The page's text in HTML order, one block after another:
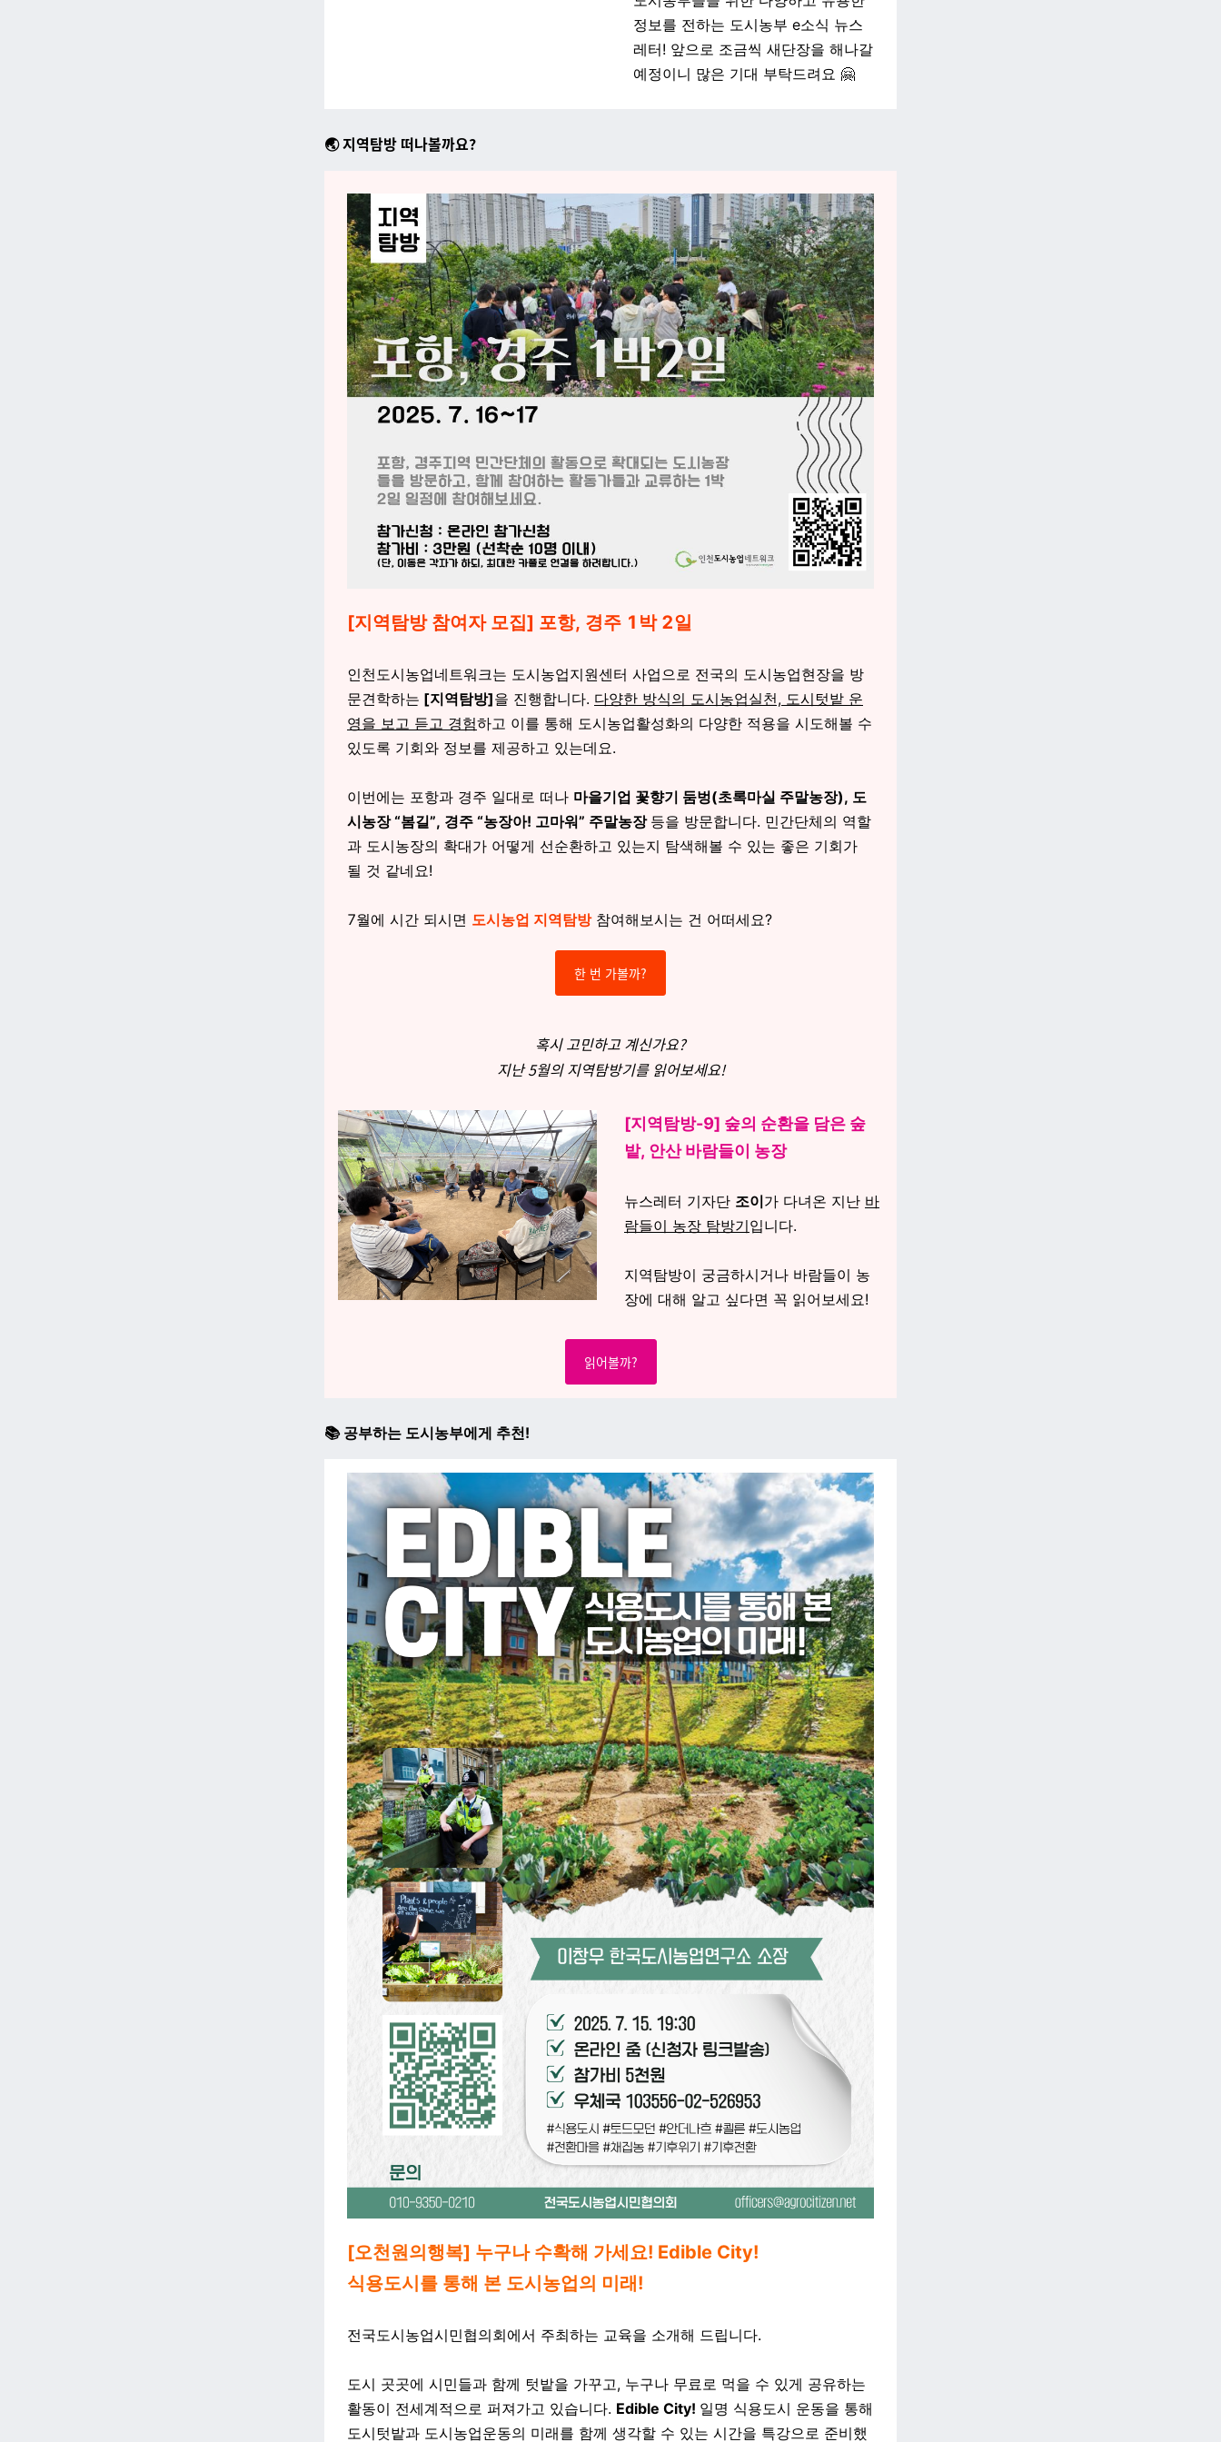
정보를 전하는 도시농부 e소식 뉴스
레터! 앞으로 조금씩 새단장을 해나갈
예정이니 많은 기대 부탁드려요 🤗
🌏 지역탐방 떠나볼까요?
[지역탐방 참여자 모집] 포항, 경주 1박 2일
인천도시농업네트워크는 도시농업지원센터 사업으로 전국의 도시농업현장을 방
문견학하는 [지역탐방]을 진행합니다. 다양한 방식의 도시농업실천, 도시텃밭 운
영을 보고 듣고 경험하고 이를 통해 도시농업활성화의 다양한 적용을 시도해볼 수
있도록 기회와 정보를 제공하고 있는데요.
이번에는 포항과 경주 일대로 떠나 마을기업 꽃향기 둠벙(초록마실 주말농장), 도
시농장 “봄길”, 경주 “농장아! 고마워” 주말농장 등을 방문합니다. 민간단체의 역할
과 도시농장의 확대가 어떻게 선순환하고 있는지 탐색해볼 수 있는 좋은 기회가
될 것 같네요!
7월에 시간 되시면 도시농업 지역탐방참여해보시는 건 어떠세요?
한 번 가볼까?
혹시 고민하고 계신가요?
지난 5월의 지역탐방기를 읽어보세요!
[지역탐방-9] 숲의 순환을 담은 숲
밭, 안산 바람들이 농장
뉴스레터 기자단 조이가 다녀온 지난 바
람들이 농장 탐방기입니다.
지역탐방이 궁금하시거나 바람들이 농
장에 대해 알고 싶다면 꼭 읽어보세요!
읽어볼까?
📚 공부하는 도시농부에게 추천!
[오천원의행복] 누구나 수확해 가세요! Edible City!
식용도시를 통해 본 도시농업의 미래!
전국도시농업시민협의회에서 주최하는 교육을 소개해 드립니다.
도시 곳곳에 시민들과 함께 텃밭을 가꾸고, 누구나 무료로 먹을 수 있게 공유하는
활동이 전세계적으로 퍼져가고 있습니다. Edible City! 일명 식용도시 운동을 통해
도시텃밭과 도시농업운동의 미래를 함께 생각할 수 있는 시간을 특강으로 준비했